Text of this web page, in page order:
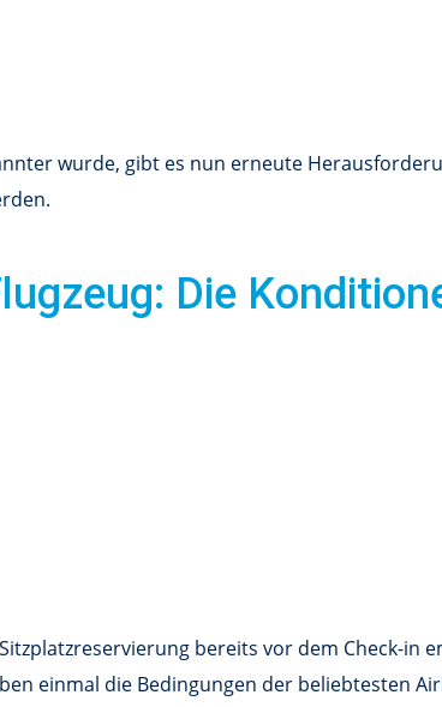
wurde, gibt es nun erneute
Die
bereits vor dem Check-in
einmal die Bedingungen der beliebtesten